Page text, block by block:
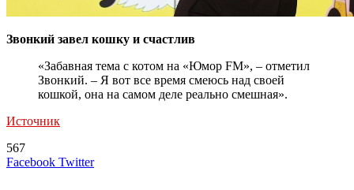
Звонкий завел кошку и счастлив
«Забавная тема с котом на «Юмор FM», – отметил
Звонкий. – Я вот все время смеюсь над своей
кошкой, она на самом деле реально смешная».
Источник
567
Facebook TwitterLinkedIn
Tumblr
Reddit
Вконтакте
Одноклассники
Skype
Messenger
Messenger
WhatsApp
Telegram
Viber
Line
Поделиться
Печатать